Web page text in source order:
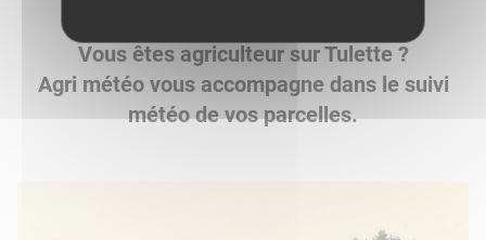
Vous êtes agriculteur sur Tulette ?
Agri météo vous accompagne dans le suivi
météo de vos parcelles.